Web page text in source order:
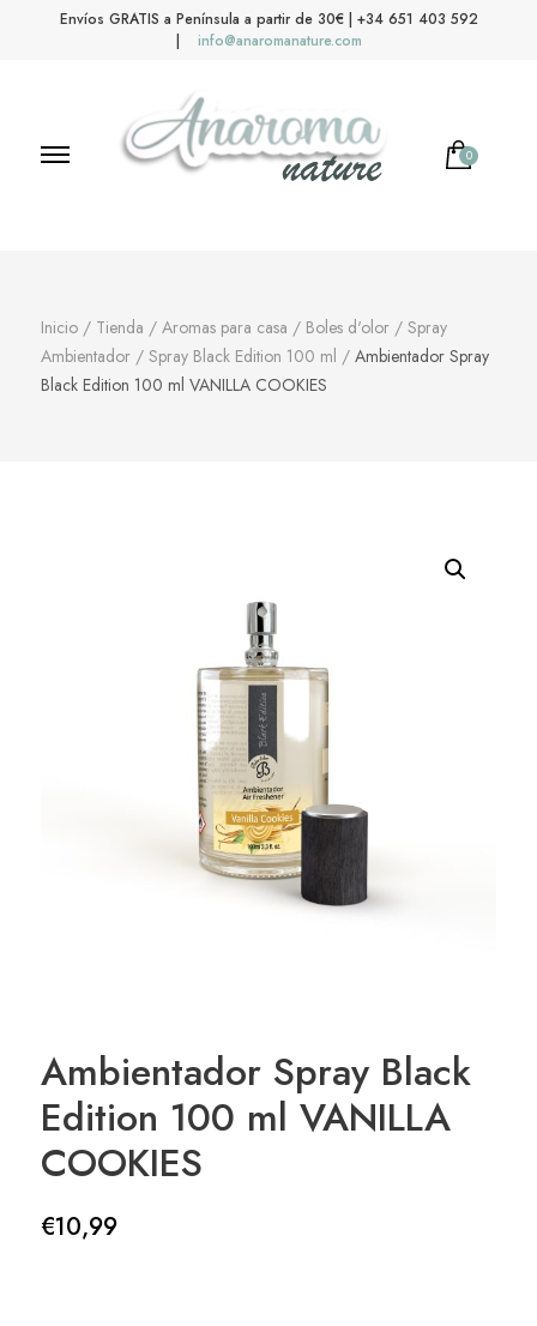
Envíos GRATIS a Península a partir de 30€ | +34 651 403 592
|
info@anaromanature.com
0
Inicio / Tienda / Aromas para casa / Boles d'olor / Spray
Ambientador / Spray Black Edition 100 ml / Ambientador Spray
Black Edition 100 ml VANILLA COOKIES
Ambientador Spray Black
Edition 100 ml VANILLA
COOKIES
€10,99